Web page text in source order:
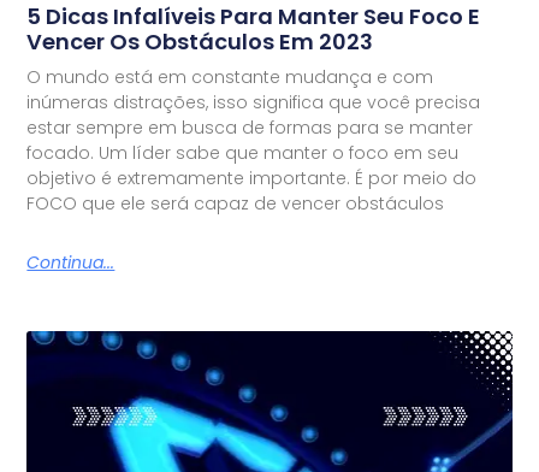
5 Dicas Infalíveis Para Manter Seu Foco E
Vencer Os Obstáculos Em 2023
O mundo está em constante mudança e com
inúmeras distrações, isso significa que você precisa
estar sempre em busca de formas para se manter
focado. Um líder sabe que manter o foco em seu
objetivo é extremamente importante. É por meio do
FOCO que ele será capaz de vencer obstáculos
Continua...